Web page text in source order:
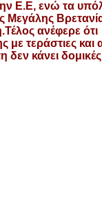
Ε.Ε, ενώ τα
Μεγάλης
Τέλος ανέφερε ότι
με τεράστιες και
κάνει